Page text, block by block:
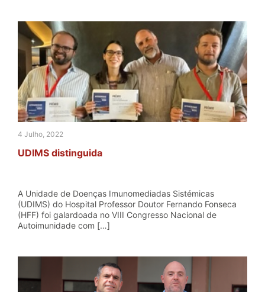
4 Julho, 2022
UDIMS distinguida
A Unidade de Doenças Imunomediadas Sistémicas
(UDIMS) do Hospital Professor Doutor Fernando Fonseca
(HFF) foi galardoada no VIII Congresso Nacional de
Autoimunidade com […]